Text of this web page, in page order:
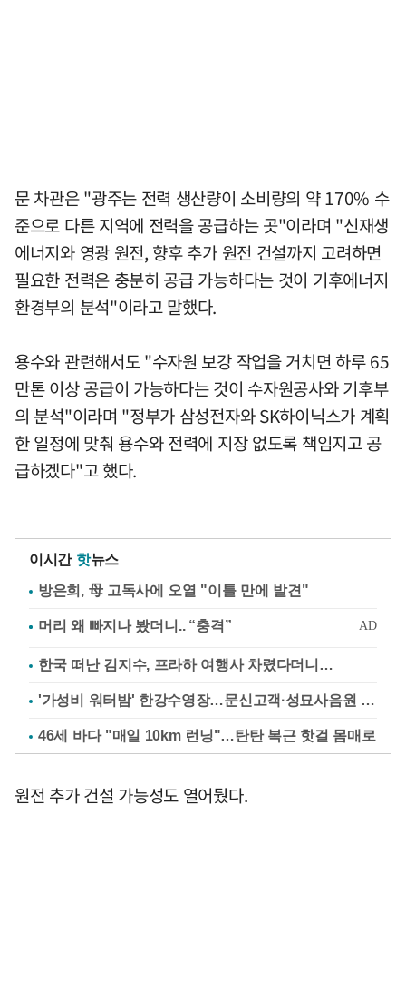
문 차관은 "광주는 전력 생산량이 소비량의 약 170% 수
준으로 다른 지역에 전력을 공급하는 곳"이라며 "신재생
에너지와 영광 원전, 향후 추가 원전 건설까지 고려하면
필요한 전력은 충분히 공급 가능하다는 것이 기후에너지
환경부의 분석"이라고 말했다.
용수와 관련해서도 "수자원 보강 작업을 거치면 하루 65
만톤 이상 공급이 가능하다는 것이 수자원공사와 기후부
의 분석"이라며 "정부가 삼성전자와 SK하이닉스가 계획
한 일정에 맞춰 용수와 전력에 지장 없도록 책임지고 공
급하겠다"고 했다.
이시간 핫뉴스
방은희, 母 고독사에 오열 "이틀 만에 발견"
한국 떠난 김지수, 프라하 여행사 차렸다더니…
'가성비 워터밤' 한강수영장…문신고객·성묘사음원 민원
46세 바다 "매일 10km 런닝"…탄탄 복근 핫걸 몸매로
원전 추가 건설 가능성도 열어뒀다.